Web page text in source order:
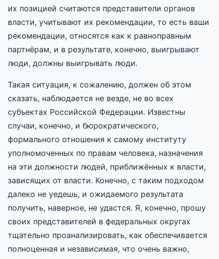
их позицией считаются представители органов
власти, учитывают их рекомендации, то есть ваши
рекомендации, относятся как к равноправным
партнёрам, и в результате, конечно, выигрывают
люди, должны выигрывать люди.
Такая ситуация, к сожалению, должен об этом
сказать, наблюдается не везде, не во всех
субъектах Российской Федерации. Известны
случаи, конечно, и бюрократического,
формального отношения к самому институту
уполномоченных по правам человека, назначения
на эти должности людей, приближённых к власти,
зависящих от власти. Конечно, с таким подходом
далеко не уедешь, и ожидаемого результата
получить, наверное, не удастся. Я, конечно, прошу
своих представителей в федеральных округах
тщательно проанализировать, как обеспечивается
полноценная и независимая, что очень важно,